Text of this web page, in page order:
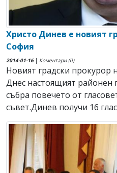
Христо Динев е новият
София
2014-01-16| Коментари (0)
Новият градски прокурор
Днес настоящият районен
събра повечето от
съвет.Динев получи 16